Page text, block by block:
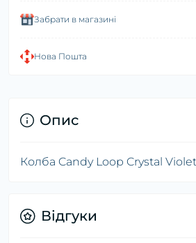
Забрати в магазині
Нова Пошта
Опис
Колба Candy Loop Crystal
Відгуки